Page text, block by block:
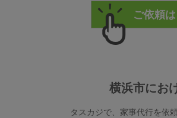
横浜市にお
タスカジで、家事代行を依